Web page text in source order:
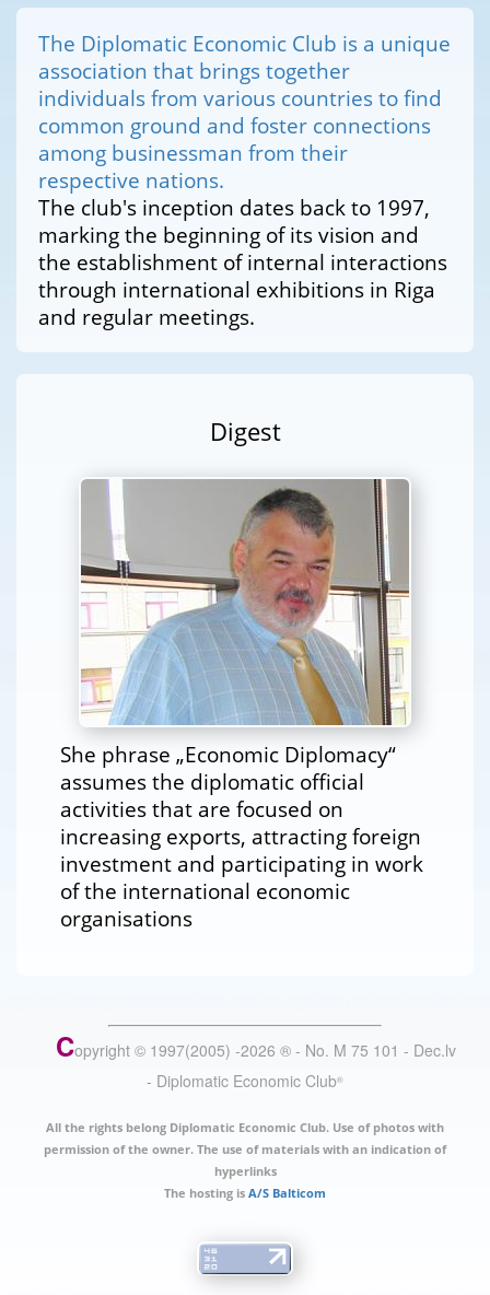
The Diplomatic Economic Club is a unique
association that brings together
individuals from various countries to find
common ground and foster connections
among businessman from their
respective nations.
The club's inception dates back to 1997,
marking the beginning of its vision and
the establishment of internal interactions
through international exhibitions in Riga
and regular meetings.
Digest
She phrase „Economic Diplomacy“
assumes the diplomatic official
activities that are focused on
increasing exports, attracting foreign
investment and participating in work
of the international economic
organisations
Copyright © 1997(2005) -2026 ® - No. M 75 101 - Dec.lv
- Diplomatic Economic Club®
All the rights belong Diplomatic Economic Club. Use of photos with
permission of the owner. The use of materials with an indication of
hyperlinks
The hosting is A/S Balticom